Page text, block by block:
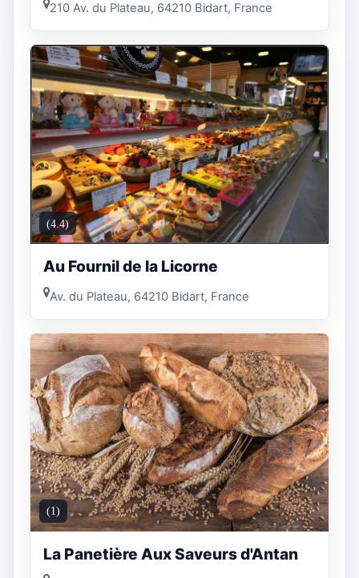
210 Av. du Plateau, 64210 Bidart, France
(4.4)
Au Fournil de la Licorne
Av. du Plateau, 64210 Bidart, France
(1)
La Panetière Aux Saveurs d'Antan